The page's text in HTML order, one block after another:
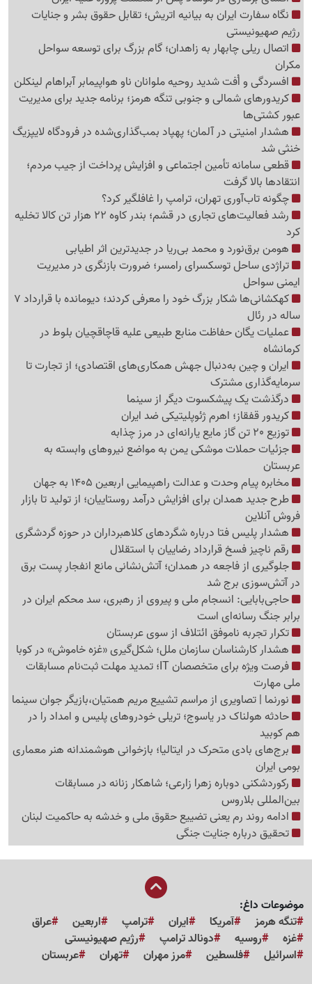
نگاه سفارت ایران به بیانیه اتریش؛ تقابل حقوق بشر و جنایات
رژیم صهیونیستی
اتصال ریلی چابهار به زاهدان؛ گام بزرگ برای توسعه سواحل
مکران
افسردگی و اُفت شدید روحیه ملوانان ناو هواپیمابر آبراهام لینکلن
کریدورهای شمالی و جنوبی تنگه هرمز؛ برنامه جدید برای مدیریت
عبور کشتی‌ها
هشدار امنیتی در آلمان؛ پهپاد بمب‌گذاری‌شده در فرودگاه لایپزیگ
خنثی شد
قطعی سامانه تأمین اجتماعی و افزایش پرداخت از جیب مردم؛
انتقادها بالا گرفت
چگونه تاب‌آوری تهران، ترامپ را غافلگیر کرد؟
رشد فعالیت‌های تجاری در قشم؛ بندر کاوه 22 هزار تن کالا تخلیه
کرد
هومن برق‌نورد و محمد بی‌ریا در جدیدترین اثر اطیابی
تراژدی ساحل توسکسرای رامسر؛ ضرورت بازنگری در مدیریت
ایمنی سواحل
کهکشانی‌ها شکار بزرگ خود را معرفی کردند؛ دیومانده با قرارداد 7
ساله در رئال
عملیات یگان حفاظت منابع طبیعی علیه قاچاقچیان بلوط در
کرمانشاه
ایران و چین به‌دنبال جهش همکاری‌های اقتصادی؛ از تجارت تا
سرمایه‌گذاری مشترک
درگذشت یک پیشکسوت دیگر از سینما
کریدور قفقاز؛ اهرم ژئوپلیتیکی ضد ایران
توزیع 20 تن گاز مایع یارانه‌ای در مرز چذابه
جزئیات حملات موشکی یمن به مواضع نیروهای وابسته به
عربستان
مخابره پیام وحدت و عدالت راهپیمایی اربعین 1405 به جهان
طرح جدید همدان برای افزایش درآمد روستاییان؛ از تولید تا بازار
فروش آنلاین
هشدار پلیس فتا درباره شگردهای کلاهبرداران در حوزه گردشگری
رقم ناچیز فسخ قرارداد رضاییان با استقلال
جلوگیری از فاجعه در همدان؛ آتش‌نشانی مانع انفجار پست برق
در آتش‌سوزی برج شد
حاجی‌بابایی: انسجام ملی و پیروی از رهبری، سد محکم ایران در
برابر جنگ رسانه‌ای است
تکرار تجربه ناموفق ائتلاف از سوی عربستان
هشدار کارشناسان سازمان ملل؛ شکل‌گیری «غزه‌ خاموش» در کوبا
فرصت ویژه برای متخصصان IT؛ تمدید مهلت ثبت‌نام مسابقات
ملی مهارت
نورنما | تصاویری از مراسم تشییع مریم همتیان،بازیگر جوان سینما
حادثه هولناک در یاسوج؛ تریلی خودروهای پلیس و امداد را در
هم کوبید
برج‌های بادی متحرک در ایتالیا؛ بازخوانی هوشمندانه هنر معماری
بومی ایران
رکوردشکنی دوباره زهرا زارعی؛ شاهکار زنانه در مسابقات
بین‌المللی بلاروس
ادامه روند رم یعنی تضییع حقوق ملی و خدشه به حاکمیت لبنان
تحقیق درباره جنایت جنگی
موضوعات داغ:
تنگه هرمز
آمریکا ایران ترامپ اربعین
عراق
غزه
روسیه دونالد ترامپ
رژیم صهیونیستی
اسرائیل
فلسطین مرز مهران تهران عربستان